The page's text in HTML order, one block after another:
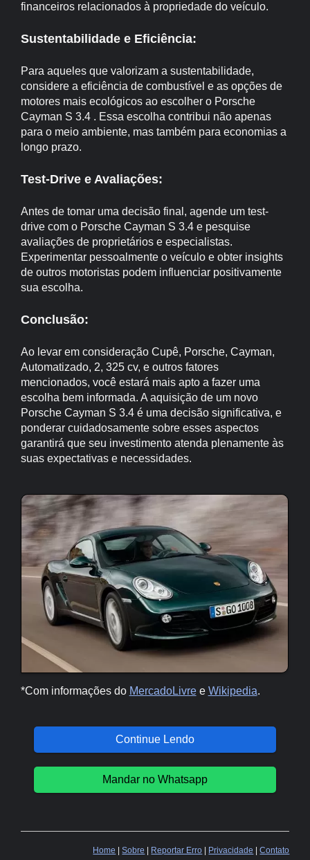
financeiros relacionados à propriedade do veículo.
Sustentabilidade e Eficiência:
Para aqueles que valorizam a sustentabilidade,
considere a eficiência de combustível e as opções de
motores mais ecológicos ao escolher o Porsche
Cayman S 3.4 . Essa escolha contribui não apenas
para o meio ambiente, mas também para economias a
longo prazo.
Test-Drive e Avaliações:
Antes de tomar uma decisão final, agende um test-
drive com o Porsche Cayman S 3.4 e pesquise
avaliações de proprietários e especialistas.
Experimentar pessoalmente o veículo e obter insights
de outros motoristas podem influenciar positivamente
sua escolha.
Conclusão:
Ao levar em consideração Cupê, Porsche, Cayman,
Automatizado, 2, 325 cv, e outros fatores
mencionados, você estará mais apto a fazer uma
escolha bem informada. A aquisição de um novo
Porsche Cayman S 3.4 é uma decisão significativa, e
ponderar cuidadosamente sobre esses aspectos
garantirá que seu investimento atenda plenamente às
suas expectativas e necessidades.
*Com informações do MercadoLivree Wikipedia.
Continue Lendo
Mandar no Whatsapp
Home |Sobre | Reportar Erro | Privacidade |Contato